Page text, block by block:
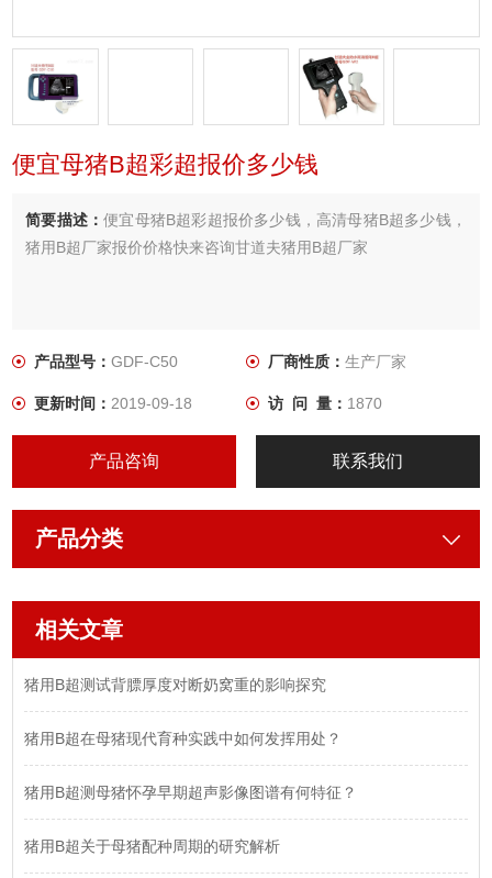
便宜母猪B超彩超报价多少钱
简要描述：便宜母猪B超彩超报价多少钱，高清母猪B超多少钱，
猪用B超厂家报价价格快来咨询甘道夫猪用B超厂家
产品型号：GDF-C50 厂商性质： 生产厂家
更新时间：2019-09-18 访 问 量： 1870
产品咨询 联系我们
产品分类
相关文章
猪用B超测试背膘厚度对断奶窝重的影响探究
猪用B超在母猪现代育种实践中如何发挥用处？
猪用B超测母猪怀孕早期超声影像图谱有何特征？
猪用B超关于母猪配种周期的研究解析